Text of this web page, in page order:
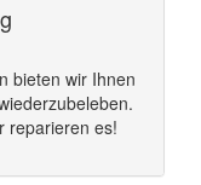
bieten wir Ihnen
reparieren es!